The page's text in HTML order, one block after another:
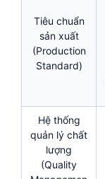
Tiêu chuẩn
sản xuất
(Production
Standard)
Hệ thống
quản lý chất
lượng
(Quality